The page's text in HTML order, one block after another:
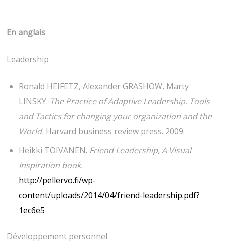
En anglais
Leadership
Ronald HEIFETZ, Alexander GRASHOW, Marty
LINSKY. The Practice of Adaptive Leadership. Tools
and Tactics for changing your organization and the
World. Harvard business review press. 2009.
Heikki TOIVANEN. Friend Leadership, A Visual
Inspiration book.
http://pellervo.fi/wp-
content/uploads/2014/04/friend-leadership.pdf?
1ec6e5
Développement personnel